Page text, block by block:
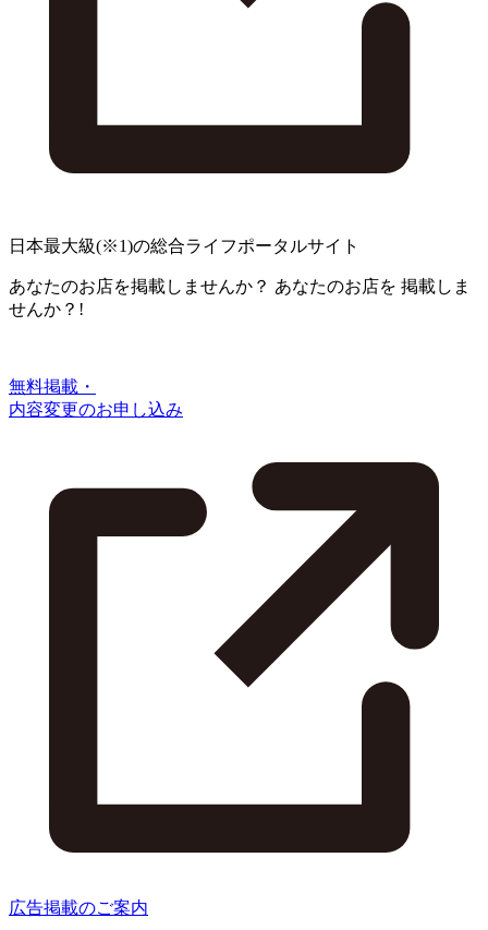
日本最大級(※1)の総合ライフポータルサイト
あなたのお店を掲載しませんか？ あなたのお店を 掲載しま
せんか？!
無料掲載・
内容変更のお申し込み
広告掲載のご案内